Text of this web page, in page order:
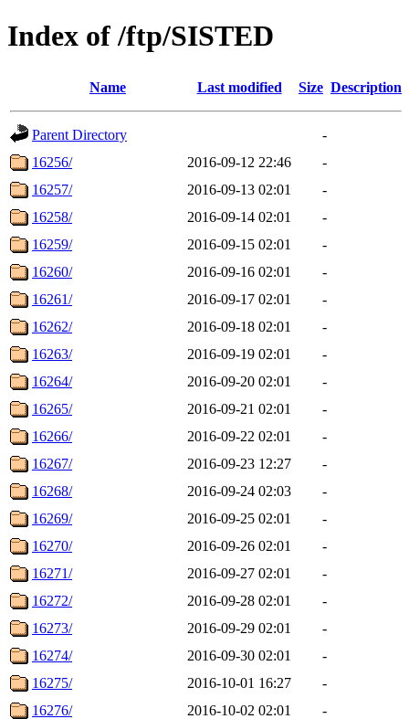
Index of /ftp/SISTED
Name Last modified Size Description
Parent Directory
-
16256/
2016-09-12 22:46
-
16257/
2016-09-13 02:01
-
16258/
2016-09-14 02:01
-
16259/
2016-09-15 02:01
-
16260/
2016-09-16 02:01
-
16261/
2016-09-17 02:01
-
16262/
2016-09-18 02:01
-
16263/
2016-09-19 02:01
-
16264/
2016-09-20 02:01
-
16265/
2016-09-21 02:01
-
16266/
2016-09-22 02:01
-
16267/
2016-09-23 12:27
-
16268/
2016-09-24 02:03
-
16269/
2016-09-25 02:01
-
16270/
2016-09-26 02:01
-
16271/
2016-09-27 02:01
-
16272/
2016-09-28 02:01
-
16273/
2016-09-29 02:01
-
16274/
2016-09-30 02:01
-
16275/
2016-10-01 16:27
-
16276/
2016-10-02 02:01
-